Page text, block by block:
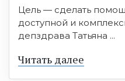
Цель — сделать
доступной и
депздрава Татьяна ...
Читать далее